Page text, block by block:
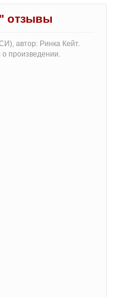
отзывы
автор: Ринка Кейт.
произведении.